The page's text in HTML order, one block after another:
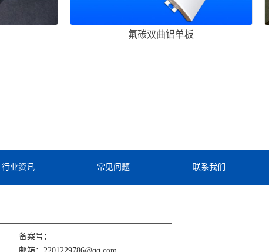
氟碳双曲铝单板
行业资讯 常见问题 联系我们
备案号：